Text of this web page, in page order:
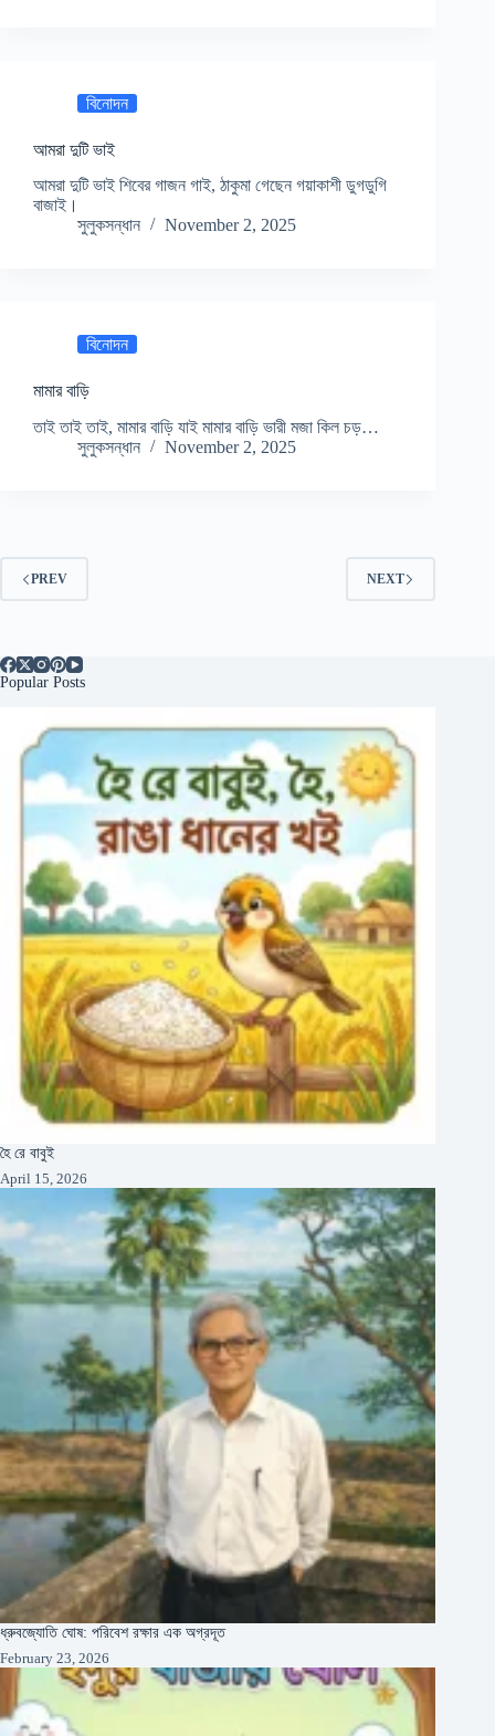
বিনোদন
আমরা দুটি ভাই
আমরা দুটি ভাই শিবের গাজন গাই, ঠাকুমা গেছেন গয়াকাশী ডুগডুগি
বাজাই।
সুলুকসন্ধান
November 2, 2025
বিনোদন
মামার বাড়ি
তাই তাই তাই, মামার বাড়ি যাই মামার বাড়ি ভারী মজা কিল চড়…
সুলুকসন্ধান
November 2, 2025
PREV NEXT
Popular Posts
হৈ রে বাবুই
April 15, 2026
ধ্রুবজ্যোতি ঘোষ: পরিবেশ রক্ষার এক অগ্রদূত
February 23, 2026